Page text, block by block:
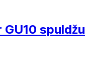
GU10 spuldžu